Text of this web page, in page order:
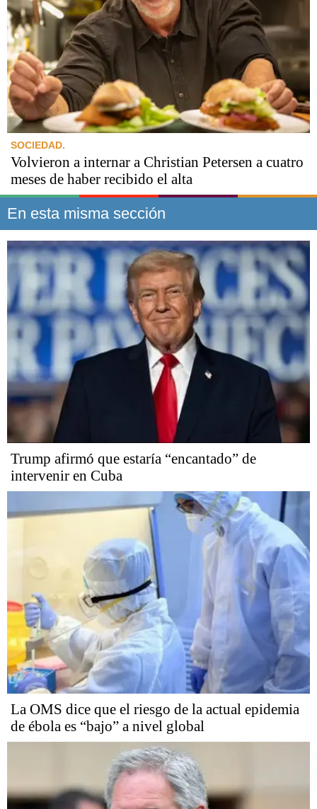
SOCIEDAD.
Volvieron a internar a Christian Petersen a cuatro
meses de haber recibido el alta
En esta misma sección
Trump afirmó que estaría “encantado” de
intervenir en Cuba
La OMS dice que el riesgo de la actual epidemia
de ébola es “bajo” a nivel global